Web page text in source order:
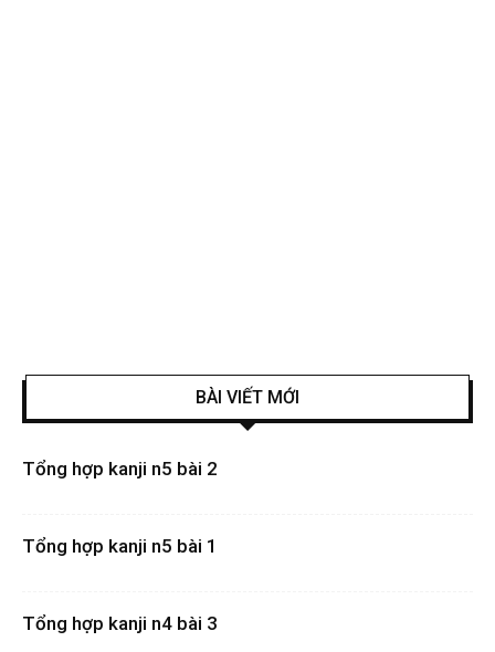
BÀI VIẾT MỚI
Tổng hợp kanji n5 bài 2
Tổng hợp kanji n5 bài 1
Tổng hợp kanji n4 bài 3